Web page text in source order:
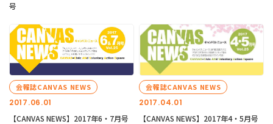
号
2017.06.01
会報誌CANVAS NEWS
【CANVAS NEWS】2017年6・7月号
2017.04.01
会報誌CANVAS NEWS
【CANVAS NEWS】2017年4・5月号